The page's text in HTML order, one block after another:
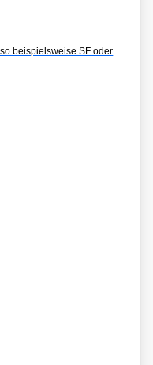
beispielsweise SF oder